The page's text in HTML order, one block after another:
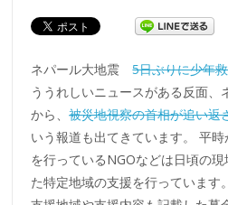
ネパール大地震5日ぶりに少年
ううれしいニュースがある反面、
から、被災地視察の首相が追い返
いう報道も出てきています。 平
を行っているNGOなどは日頃の
た特定地域の支援を行っています